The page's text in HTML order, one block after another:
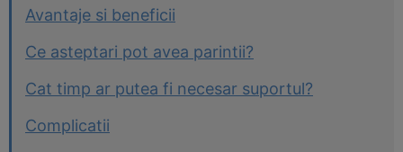
Avantaje si beneficii
Ce asteptari pot avea parintii?
Cat timp ar putea fi necesar suportul?
Complicatii